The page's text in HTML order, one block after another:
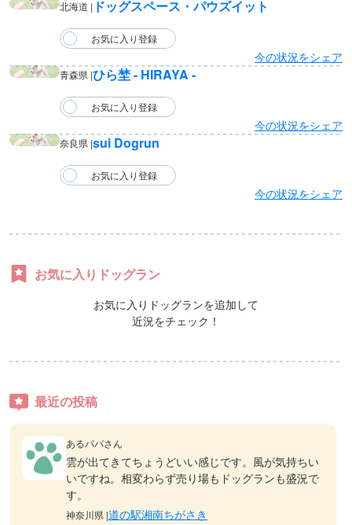
北海道 | ドッグスペース・パウズイット
今の状況をシェア
青森県 |ひら埜 - HIRAYA -
今の状況をシェア
奈良県 |sui Dogrun
今の状況をシェア
お気に入りドッグラン
お気に入りドッグランを追加して
近況をチェック！
最近の投稿
あるパパさん
雲が出てきてちょうどいい感じです。風が気持ちい
いですね。相変わらず売り場もドッグランも盛況で
す。
神奈川県 |道の駅湘南ちがさき